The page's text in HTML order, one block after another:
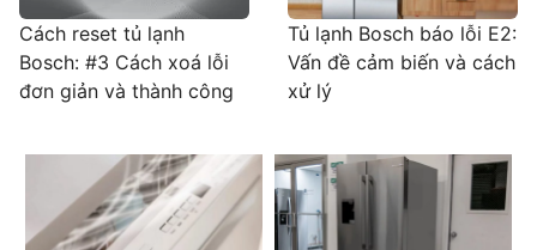
Cách reset tủ lạnh
Bosch: #3 Cách xoá lỗi
đơn giản và thành công
Tủ lạnh Bosch báo lỗi E2:
Vấn đề cảm biến và cách
xử lý